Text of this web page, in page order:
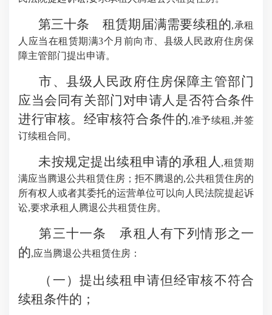
第三十条 租赁期届满需要续租的,承租
人应当在租赁期满3个月前向市、县级人民政府住房保
障主管部门提出申请。
市、县级人民政府住房保障主管部门
应当会同有关部门对申请人是否符合条件
进行审核。经审核符合条件的,准予续租,并签
订续租合同。
未按规定提出续租申请的承租人 ,租赁期
满应当腾退公共租赁住房；拒不腾退的,公共租赁住房的
所有权人或者其委托的运营单位可以向人民法院提起诉
讼,要求承租人腾退公共租赁住房。
第三十一条 承租人有下列情形之一
的,应当腾退公共租赁住房：
（一）提出续租申请但经审核不符合
续租条件的；